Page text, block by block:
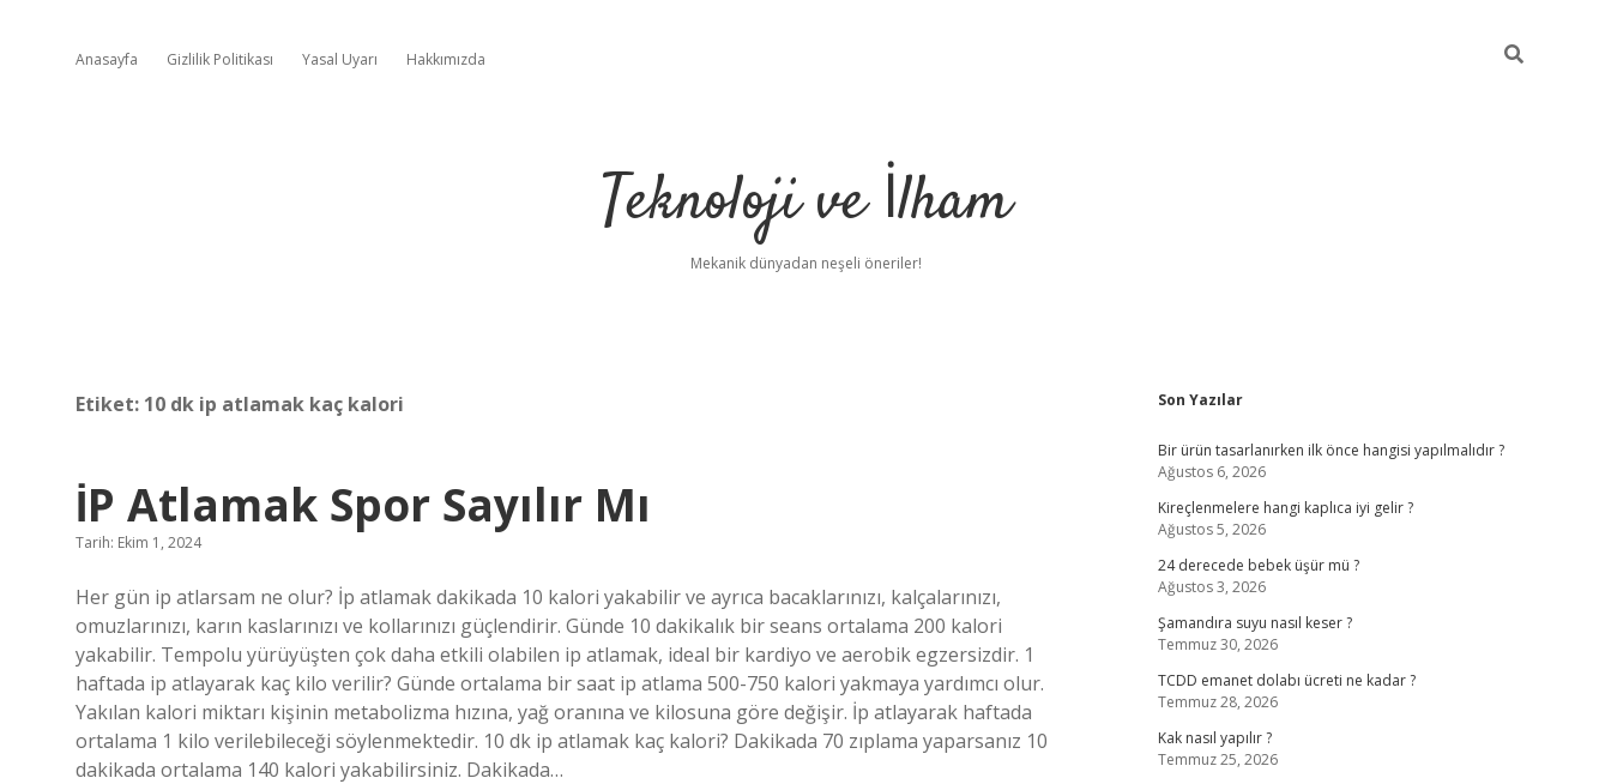
Anasayfa Gizlilik Politikası Yasal Uyarı Hakkımızda
Teknoloji ve İlham
Mekanik dünyadan neşeli öneriler!
Etiket: 10 dk ip atlamak kaç kalori
İP Atlamak Spor Sayılır Mı
Tarih: Ekim 1, 2024
Her gün ip atlarsam ne olur? İp atlamak dakikada 10 kalori yakabilir ve ayrıca bacaklarınızı, kalçalarınızı,
omuzlarınızı, karın kaslarınızı ve kollarınızı güçlendirir. Günde 10 dakikalık bir seans ortalama 200 kalori
yakabilir. Tempolu yürüyüşten çok daha etkili olabilen ip atlamak, ideal bir kardiyo ve aerobik egzersizdir. 1
haftada ip atlayarak kaç kilo verilir? Günde ortalama bir saat ip atlama 500-750 kalori yakmaya yardımcı olur.
Yakılan kalori miktarı kişinin metabolizma hızına, yağ oranına ve kilosuna göre değişir. İp atlayarak haftada
ortalama 1 kilo verilebileceği söylenmektedir. 10 dk ip atlamak kaç kalori? Dakikada 70 zıplama yaparsanız 10
dakikada ortalama 140 kalori yakabilirsiniz. Dakikada…
Sidebar
Son Yazılar
Bir ürün tasarlanırken ilk önce hangisi yapılmalıdır ?
Ağustos 6, 2026
Kireçlenmelere hangi kaplıca iyi gelir ?
Ağustos 5, 2026
24 derecede bebek üşür mü ?
Ağustos 3, 2026
Şamandıra suyu nasıl keser ?
Temmuz 30, 2026
TCDD emanet dolabı ücreti ne kadar ?
Temmuz 28, 2026
Kak nasıl yapılır ?
Temmuz 25, 2026